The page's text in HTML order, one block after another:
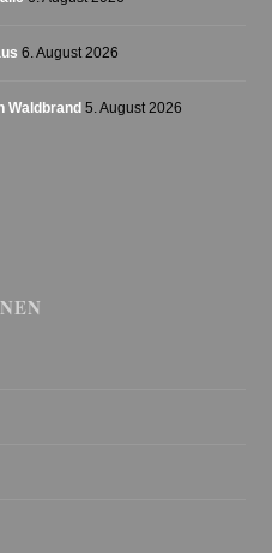
6. August 2026
Waldbrand 5. August 2026